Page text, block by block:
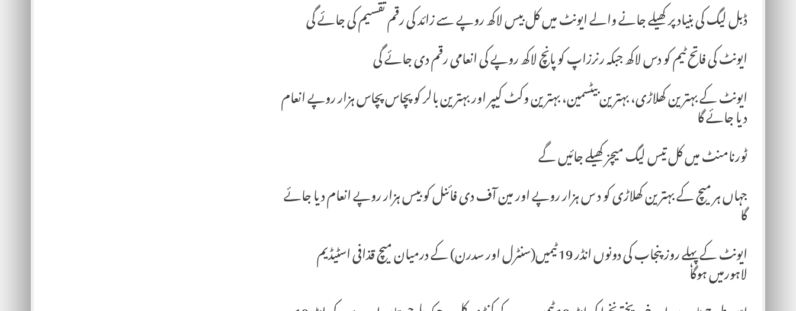
ڈبل لیگ کی بنیاد پر کھیلے جانے والے ایونٹ میں کل بیس لاکھ روپے سے زائد کی رقم تقسیم کی جائے گی
ایونٹ کی فاتح ٹیم کو دس لاکھ جبکہ رنرزاپ کو پانچ لاکھ روپے کی انعامی رقم دی جائے گی
ایونٹ کے بہترین کھلاڑی، بہترین بیٹسمین، بہترین وکٹ کیپر اور بہترین بالر کو پچاس پچاس ہزار روپے انعام
دیا جائے گا
ٹورنامنٹ میں کل تیس لیگ میچز کھیلے جائیں گے
جہاں ہر میچ کے بہترین کھلاڑی کو د س ہزار روپے اور مین آف دی فائنل کو بیس ہزار روپے انعام دیا جائے
گا
‎ایونٹ کے پہلے روزپنجاب کی دونوں انڈر 19 ٹیمیں(سنٹرل اور سدرن) کے درمیان میچ قذافی اسٹیڈیم
لاہورمیں ہوگا